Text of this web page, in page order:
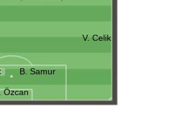
V. Celik
B. Samur
Özcan